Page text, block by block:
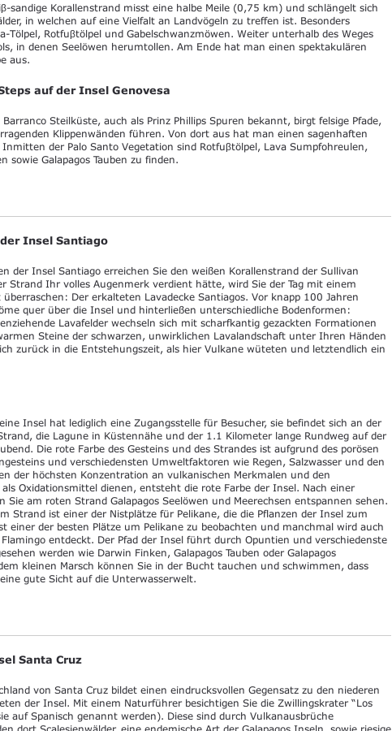
sandige Korallenstrand misst eine halbe Meile (0,75 km) und schlängelt sich
in welchen auf eine Vielfalt an Landvögeln zu treffen ist. Besonders
Tölpel, Rotfuβtölpel und Gabelschwanzmöwen. Weiter unterhalb des Weges
in denen Seelöwen herumtollen. Am Ende hat man einen spektakulären
aus.
auf der Insel Genovesa
Steilküste, auch als Prinz Phillips Spuren bekannt, birgt felsige Pfade,
Klippenwänden führen. Von dort aus hat man einen sagenhaften
Inmitten der Palo Santo Vegetation sind Rotfuβtölpel, Lava Sumpfohreulen,
sowie Galapagos Tauben zu finden.
Insel Santiago
der Insel Santiago erreichen Sie den weißen Korallenstrand der Sullivan
Strand Ihr volles Augenmerk verdient hätte, wird Sie der Tag mit einem
Der erkalteten Lavadecke Santiagos. Vor knapp 100 Jahren
quer über die Insel und hinterließen unterschiedliche Bodenformen:
Lavafelder wechseln sich mit scharfkantig gezackten Formationen
Steine der schwarzen, unwirklichen Lavalandschaft unter Ihren Händen
zurück in die Entstehungszeit, als hier Vulkane wüteten und letztendlich ein
Insel hat lediglich eine Zugangsstelle für Besucher, sie befindet sich an der
die Lagune in Küstennähe und der 1.1 Kilometer lange Rundweg auf der
Die rote Farbe des Gesteins und des Strandes ist aufgrund des porösen
und verschiedensten Umweltfaktoren wie Regen, Salzwasser und den
der höchsten Konzentration an vulkanischen Merkmalen und den
Oxidationsmittel dienen, entsteht die rote Farbe der Insel. Nach einer
Sie am roten Strand Galapagos Seelöwen und Meerechsen entspannen sehen.
Strand ist einer der Nistplätze für Pelikane, die die Pflanzen der Insel zum
einer der besten Plätze um Pelikane zu beobachten und manchmal wird auch
entdeckt. Der Pfad der Insel führt durch Opuntien und verschiedenste
werden wie Darwin Finken, Galapagos Tauben oder Galapagos
kleinen Marsch können Sie in der Bucht tauchen und schwimmen, dass
gute Sicht auf die Unterwasserwelt.
Santa Cruz
von Santa Cruz bildet einen eindrucksvollen Gegensatz zu den niederen
der Insel. Mit einem Naturführer besichtigen Sie die Zwillingskrater “Los
auf Spanisch genannt werden). Diese sind durch Vulkanausbrüche
dort Scalesienwälder, eine endemische Art der Galapagos Inseln, sowie riesige